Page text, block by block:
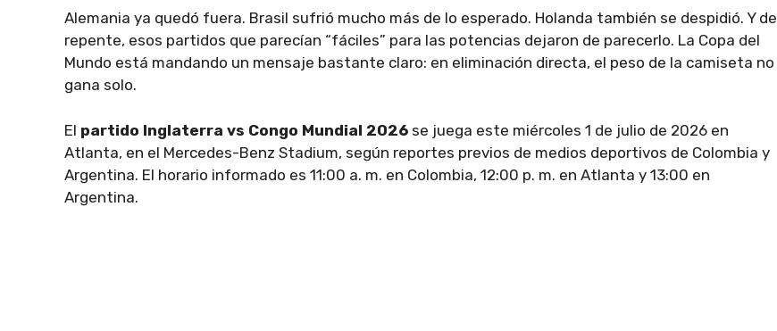
Alemania ya quedó fuera. Brasil sufrió mucho más de lo esperado. Holanda también se despidió. Y de
repente, esos partidos que parecían “fáciles” para las potencias dejaron de parecerlo. La Copa del
Mundo está mandando un mensaje bastante claro: en eliminación directa, el peso de la camiseta no
gana solo.
El partido Inglaterra vs Congo Mundial 2026 se juega este miércoles 1 de julio de 2026 en
Atlanta, en el Mercedes-Benz Stadium, según reportes previos de medios deportivos de Colombia y
Argentina. El horario informado es 11:00 a. m. en Colombia, 12:00 p. m. en Atlanta y 13:00 en
Argentina.